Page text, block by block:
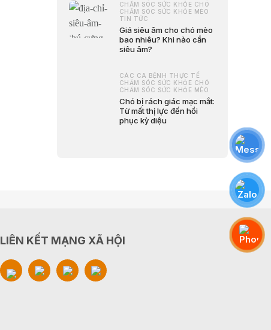
CHĂM SÓC SỨC KHỎE CHÓ
CHĂM SÓC SỨC KHỎE MÈO
TIN TỨC
Giá siêu âm cho chó mèo
bao nhiêu? Khi nào cần
siêu âm?
CÁC CA BỆNH THỰC TẾ
CHĂM SÓC SỨC KHỎE CHÓ
CHĂM SÓC SỨC KHỎE MÈO
Chó bị rách giác mạc mắt:
Từ mất thị lực đến hồi
phục kỳ diệu
LIÊN KẾT MẠNG XÃ HỘI